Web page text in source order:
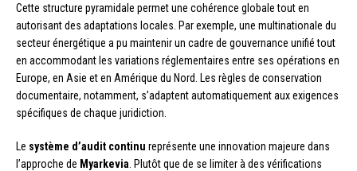
Cette structure pyramidale permet une cohérence globale tout en
autorisant des adaptations locales. Par exemple, une multinationale du
secteur énergétique a pu maintenir un cadre de gouvernance unifié tout
en accommodant les variations réglementaires entre ses opérations en
Europe, en Asie et en Amérique du Nord. Les règles de conservation
documentaire, notamment, s’adaptent automatiquement aux exigences
spécifiques de chaque juridiction.
Le système d’audit continu représente une innovation majeure dans
l’approche de Myarkevia . Plutôt que de se limiter à des vérifications